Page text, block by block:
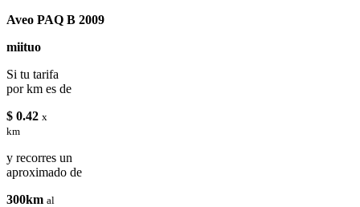
Aveo PAQ B 2009
miituo
Si tu tarifa
por km es de
$ 0.42 x
km
y recorres un
aproximado de
300km al